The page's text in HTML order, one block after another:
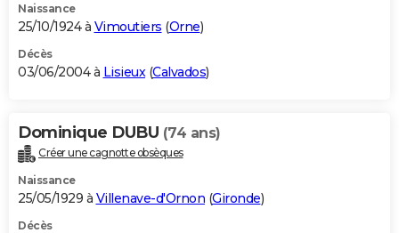
Naissance
25/10/1924 à Vimoutiers (Orne)
Décès
03/06/2004 à Lisieux(Calvados)
Dominique DUBU (74 ans)
Créer une cagnotte obsèques
Naissance
25/05/1929 à Villenave-d'Ornon (Gironde)
Décès